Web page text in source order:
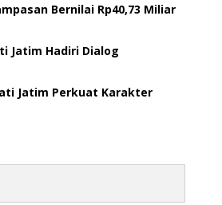
Bernilai Rp40,73 Miliar
Jatim Hadiri Dialog
Jatim Perkuat Karakter